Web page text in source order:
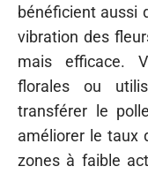
bénéficient aussi
vibration des
mais efficace.
florales ou
transférer le
améliorer le taux
zones à faible